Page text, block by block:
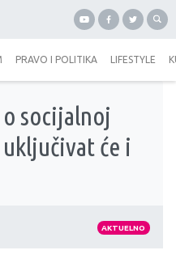
PRAVO I POLITIKA LIFESTYLE
socijalnoj
će i
AKTUELNO